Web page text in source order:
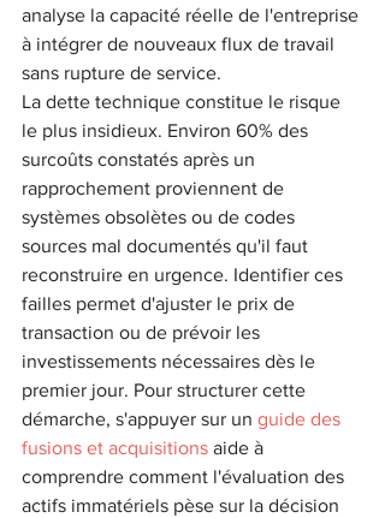
analyse la capacité réelle de l'entreprise
à intégrer de nouveaux flux de travail
sans rupture de service.
La dette technique constitue le risque
le plus insidieux. Environ 60% des
surcoûts constatés après un
rapprochement proviennent de
systèmes obsolètes ou de codes
sources mal documentés qu'il faut
reconstruire en urgence. Identifier ces
failles permet d'ajuster le prix de
transaction ou de prévoir les
investissements nécessaires dès le
premier jour. Pour structurer cette
démarche, s'appuyer sur un guide des
fusions et acquisitions aide à
comprendre comment l'évaluation des
actifs immatériels pèse sur la décision